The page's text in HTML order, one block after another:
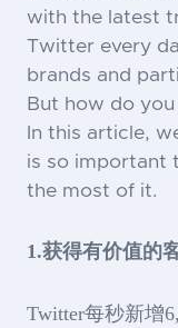
with the latest
Twitter every
brands and
But how do
In this article,
is so important
the most of it.
1.获得有价值的
Twitter每秒新增